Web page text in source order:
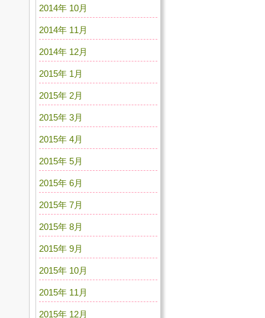
2014年 10月
2014年 11月
2014年 12月
2015年 1月
2015年 2月
2015年 3月
2015年 4月
2015年 5月
2015年 6月
2015年 7月
2015年 8月
2015年 9月
2015年 10月
2015年 11月
2015年 12月